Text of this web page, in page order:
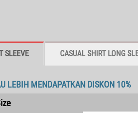
SLEEVE CASUAL SHIRT LONG
LEBIH MENDAPATKAN DISKON 10%